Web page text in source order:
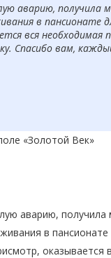
аварию, получила
в
вся
Спасибо вам,
«Золотой Век»
аварию,
в